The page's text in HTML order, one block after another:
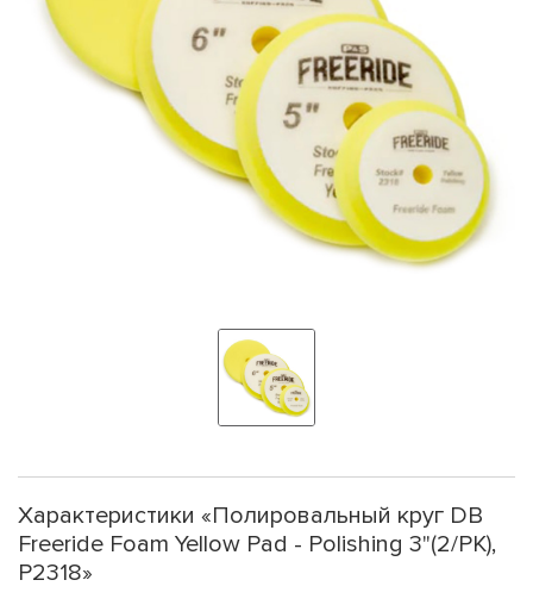
Характеристики «Полировальный круг DB
Freeride Foam Yellow Pad - Polishing 3"(2/PK),
P2318»